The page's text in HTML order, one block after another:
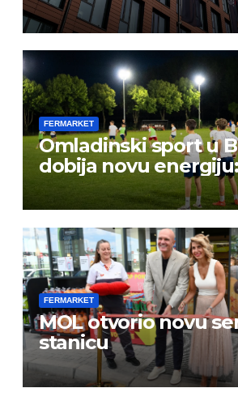
FERMARKET
Omladinski sport u
dobija novu energiju:
FERMARKET
MOL otvorio novu
stanicu